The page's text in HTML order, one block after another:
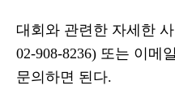
대회와 관련한 자세한
02-908-8236) 또는 이메일
문의하면 된다.